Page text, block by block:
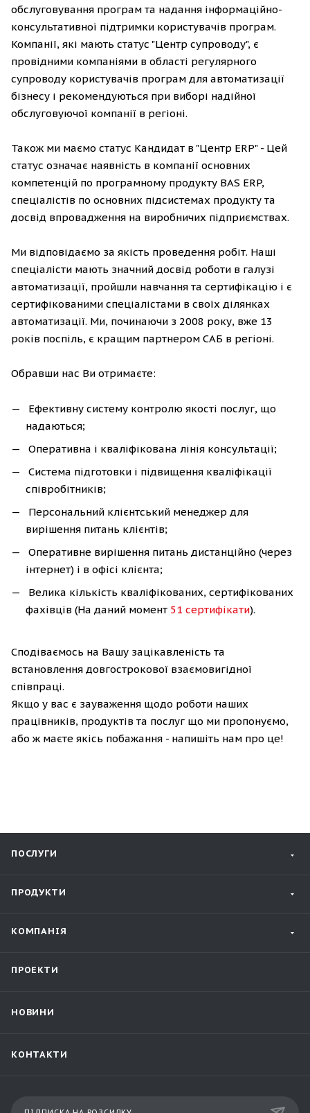
обслуговування програм та надання інформаційно-
консультативної підтримки користувачів програм.
Компанії, які мають статус "Центр супроводу", є
провідними компаніями в області регулярного
супроводу користувачів програм для автоматизації
бізнесу і рекомендуються при виборі надійної
обслуговуючої компанії в регіоні.
Також ми маємо статус Кандидат в "Центр ERP" - Цей
статус означає наявність в компанії основних
компетенцій по програмному продукту BAS ERP,
спеціалістів по основних підсистемах продукту та
досвід впровадження на виробничих підприємствах.
Ми відповідаємо за якість проведення робіт. Наші
спеціалісти мають значний досвід роботи в галузі
автоматизації, пройшли навчання та сертифікацію і є
сертифікованими спеціалістами в своїх ділянках
автоматизації. Ми, починаючи з 2008 року, вже 13
років поспіль, є кращим партнером САБ в регіоні.
Обравши нас Ви отримаєте:
Ефективну систему контролю якості послуг, що
надаються;
Оперативна і кваліфікована лінія консультації;
Система підготовки і підвищення кваліфікації
співробітників;
Персональний клієнтський менеджер для
вирішення питань клієнтів;
Оперативне вирішення питань дистанційно (через
інтернет) і в офісі клієнта;
Велика кількість кваліфікованих, сертифікованих
фахівців (На даний момент 51 сертифікати).
Сподіваємось на Вашу зацікавленість та
встановлення довгострокової взаємовигідної
співпраці.
Якщо у вас є зауваження щодо роботи наших
працівників, продуктів та послуг що ми пропонуємо,
або ж маєте якісь побажання - напишіть нам про це!
ПОСЛУГИ
ПРОДУКТИ
КОМПАНІЯ
ПРОЕКТИ
НОВИНИ
КОНТАКТИ